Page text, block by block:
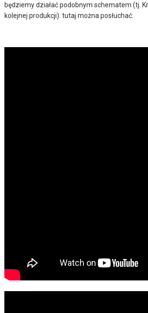
będziemy działać podobnym schematem (tj.
kolejnej produkcji). tutaj można posłuchać: